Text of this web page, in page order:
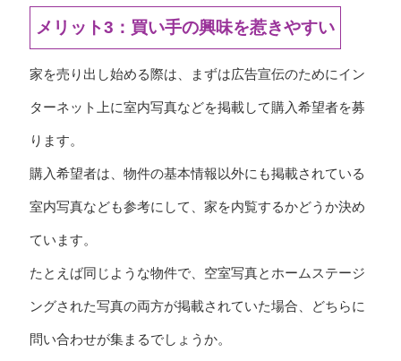
メリット3：買い手の興味を惹きやすい
家を売り出し始める際は、まずは広告宣伝のためにイン
ターネット上に室内写真などを掲載して購入希望者を募
ります。
購入希望者は、物件の基本情報以外にも掲載されている
室内写真なども参考にして、家を内覧するかどうか決め
ています。
たとえば同じような物件で、空室写真とホームステージ
ングされた写真の両方が掲載されていた場合、どちらに
問い合わせが集まるでしょうか。